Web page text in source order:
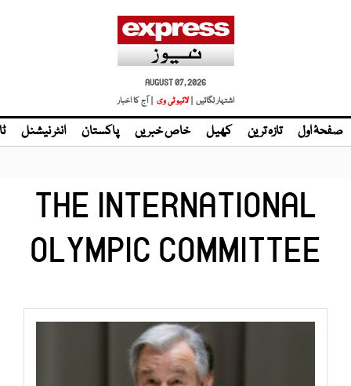
AUGUST 07, 2026
اشتہار لگائیں |
| آج کا اخبار
صفحۂ اول تازہ ترین کھیل خاص خبریں پاکستان انٹر نیشنل
THE INTERNATIONAL
OLYMPIC COMMITTEE